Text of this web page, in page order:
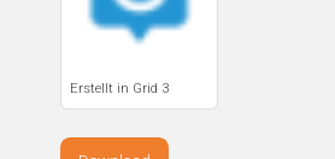
Erstellt in Grid 3